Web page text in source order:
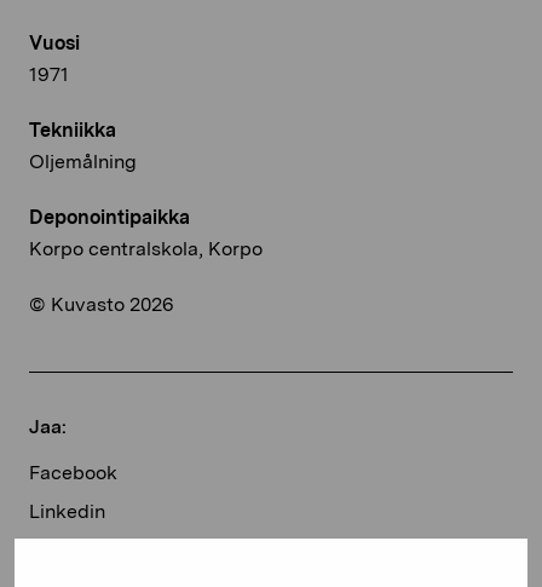
Vuosi
1971
Tekniikka
Oljemålning
Deponointipaikka
Korpo centralskola, Korpo
© Kuvasto 2026
Jaa:
Facebook
Linkedin